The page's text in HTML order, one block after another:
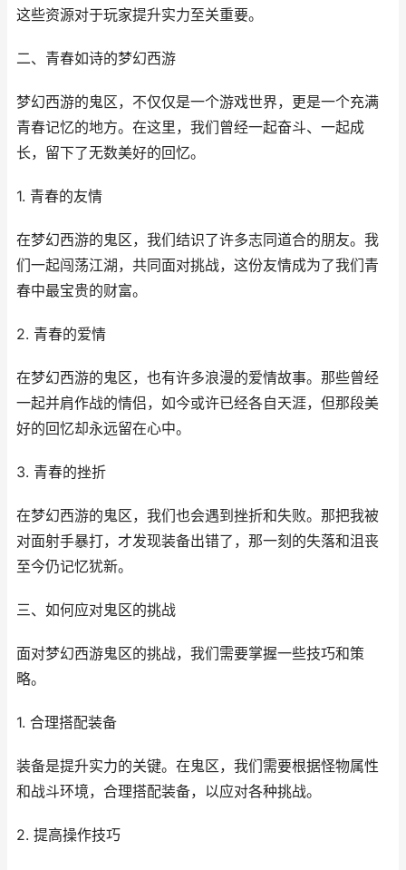
这些资源对于玩家提升实力至关重要。
二、青春如诗的梦幻西游
梦幻西游的鬼区，不仅仅是一个游戏世界，更是一个充满
青春记忆的地方。在这里，我们曾经一起奋斗、一起成
长，留下了无数美好的回忆。
1. 青春的友情
在梦幻西游的鬼区，我们结识了许多志同道合的朋友。我
们一起闯荡江湖，共同面对挑战，这份友情成为了我们青
春中最宝贵的财富。
2. 青春的爱情
在梦幻西游的鬼区，也有许多浪漫的爱情故事。那些曾经
一起并肩作战的情侣，如今或许已经各自天涯，但那段美
好的回忆却永远留在心中。
3. 青春的挫折
在梦幻西游的鬼区，我们也会遇到挫折和失败。那把我被
对面射手暴打，才发现装备出错了，那一刻的失落和沮丧
至今仍记忆犹新。
三、如何应对鬼区的挑战
面对梦幻西游鬼区的挑战，我们需要掌握一些技巧和策
略。
1. 合理搭配装备
装备是提升实力的关键。在鬼区，我们需要根据怪物属性
和战斗环境，合理搭配装备，以应对各种挑战。
2. 提高操作技巧